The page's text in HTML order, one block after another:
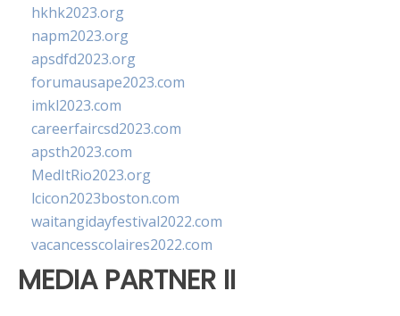
hkhk2023.org
napm2023.org
apsdfd2023.org
forumausape2023.com
imkl2023.com
careerfaircsd2023.com
apsth2023.com
MedItRio2023.org
lcicon2023boston.com
waitangidayfestival2022.com
vacancesscolaires2022.com
MEDIA PARTNER II